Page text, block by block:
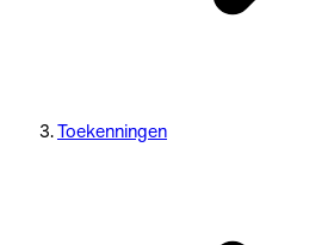
Toekenningen